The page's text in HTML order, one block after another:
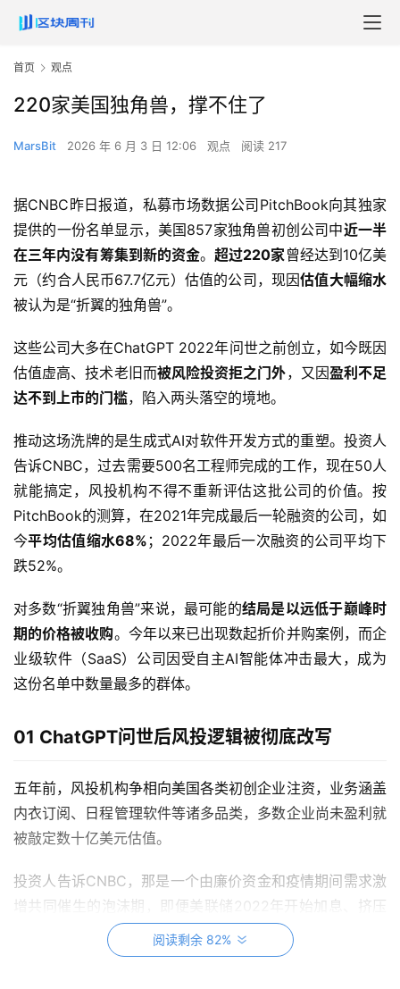
首页 观点
220家美国独角兽，撑不住了
MarsBit 2026 年 6 月 3 日 12:06 观点 阅读 217
据CNBC昨日报道，私募市场数据公司PitchBook向其独家
提供的一份名单显示，美国857家独角兽初创公司中近一半
在三年内没有筹集到新的资金。超过220家曾经达到10亿美
元（约合人民币67.7亿元）估值的公司，现因估值大幅缩水
被认为是“折翼的独角兽”。
这些公司大多在ChatGPT 2022年问世之前创立，如今既因
估值虚高、技术老旧而被风险投资拒之门外，又因盈利不足
达不到上市的门槛，陷入两头落空的境地。
推动这场洗牌的是生成式AI对软件开发方式的重塑。投资人
告诉CNBC，过去需要500名工程师完成的工作，现在50人
就能搞定，风投机构不得不重新评估这批公司的价值。按
PitchBook的测算，在2021年完成最后一轮融资的公司，如
今平均估值缩水68% ；2022年最后一次融资的公司平均下
跌52%。
对多数“折翼独角兽”来说，最可能的结局是以远低于巅峰时
期的价格被收购。今年以来已出现数起折价并购案例，而企
业级软件（SaaS）公司因受自主AI智能体冲击最大，成为
这份名单中数量最多的群体。
01 ChatGPT问世后风投逻辑被彻底改写
五年前，风投机构争相向美国各类初创企业注资，业务涵盖
内衣订阅、日程管理软件等诸多品类，多数企业尚未盈利就
被敲定数十亿美元估值。
投资人告诉CNBC，那是一个由廉价资金和疫情期间需求激
增共同催生的泡沫期，即便美联储2022年开始加息、挤压
行业泡沫，不少创始人仍相信能够靠业务增长消化掉虚高的
阅读剩余 82%